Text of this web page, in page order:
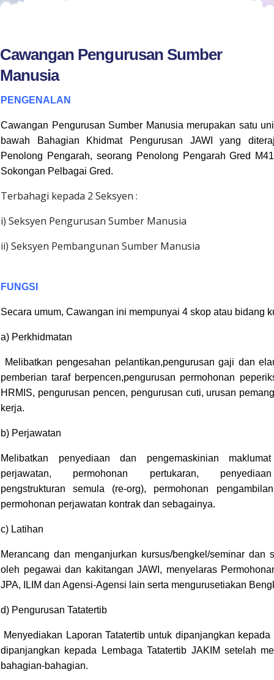
Cawangan Pengurusan Sumber
Manusia
PENGENALAN
Cawangan Pengurusan Sumber Manusia merupakan satu
bawah Bahagian Khidmat Pengurusan JAWI yang
Penolong Pengarah, seorang Penolong Pengarah Gred
Sokongan Pelbagai Gred.
Terbahagi kepada 2 Seksyen :
i) Seksyen Pengurusan Sumber Manusia
ii) Seksyen Pembangunan Sumber Manusia
FUNGSI
Secara umum, Cawangan ini mempunyai 4 skop atau bidang
a) Perkhidmatan
Melibatkan pengesahan pelantikan,pengurusan gaji dan
pemberian taraf berpencen,pengurusan permohonan
HRMIS, pengurusan pencen, pengurusan cuti, urusan
kerja.
b) Perjawatan
Melibatkan penyediaan dan pengemaskinian
perjawatan, permohonan pertukaran,
pengstrukturan semula (re-org), permohonan
permohonan perjawatan kontrak dan sebagainya.
c) Latihan
Merancang dan menganjurkan kursus/bengkel/seminar dan
oleh pegawai dan kakitangan JAWI, menyelaras
JPA, ILIM dan Agensi-Agensi lain serta mengurusetiakan
d) Pengurusan Tatatertib
Menyediakan Laporan Tatatertib untuk dipanjangkan
dipanjangkan kepada Lembaga Tatatertib JAKIM setelah
bahagian-bahagian.